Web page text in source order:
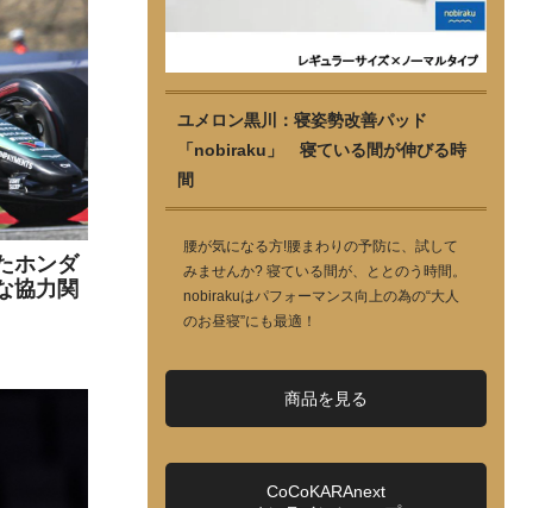
ホンダ
協力関
ユメロン黒川：寝姿勢改善パッド
「nobiraku」 寝ている間が伸びる時
間
腰が気になる方!腰まわりの予防に、試して
みませんか? 寝ている間が、ととのう時間。
nobirakuはパフォーマンス向上の為の“大人
のお昼寝”にも最適！
商品を見る
CoCoKARAnext